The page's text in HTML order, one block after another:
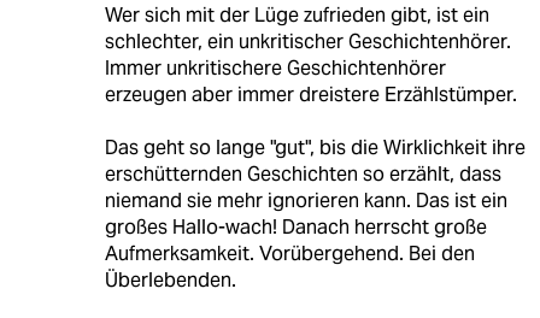
Wer sich mit der Lüge zufrieden gibt, ist ein
schlechter, ein unkritischer Geschichtenhörer.
Immer unkritischere Geschichtenhörer
erzeugen aber immer dreistere Erzählstümper.
Das geht so lange "gut", bis die Wirklichkeit ihre
erschütternden Geschichten so erzählt, dass
niemand sie mehr ignorieren kann. Das ist ein
großes Hallo-wach! Danach herrscht große
Aufmerksamkeit. Vorübergehend. Bei den
Überlebenden.